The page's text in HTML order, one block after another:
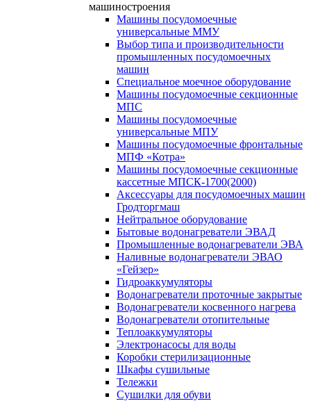
машиностроения
Машины посудомоечные
универсальные ММУ
Выбор типа и производительности
промышленных посудомоечных
машин
Специальное моечное оборудование
Машины посудомоечные секционные
МПС
Машины посудомоечные
универсальные МПУ
Машины посудомоечные фронтальные
МПФ «Котра»
Машины посудомоечные секционные
кассетные МПСК-1700(2000)
Аксессуары для посудомоечных машин
Гродторгмаш
Нейтральное оборудование
Бытовые водонагреватели ЭВАД
Промышленные водонагреватели ЭВА
Наливные водонагреватели ЭВАО
«Гейзер»
Гидроаккумуляторы
Водонагреватели проточные закрытые
Водонагреватели косвенного нагрева
Водонагреватели отопительные
Теплоаккумуляторы
Электронасосы для воды
Коробки стерилизационные
Шкафы сушильные
Тележки
Сушилки для обуви